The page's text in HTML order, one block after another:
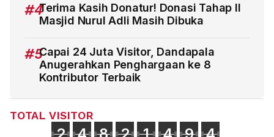
#4Terima Kasih Donatur! Donasi Tahap II
Masjid Nurul Adli Masih Dibuka
#5Capai 24 Juta Visitor, Dandapala
Anugerahkan Penghargaan ke 8
Kontributor Terbaik
TOTAL VISITOR
2 4 8 2 1 4 9 4